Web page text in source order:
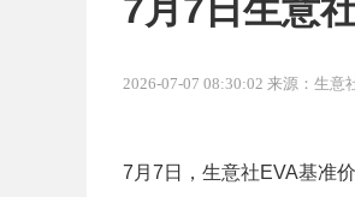
7月7日生意
2026-07-07 08:30:02 来源：生意
7月7日，生意社EVA基准